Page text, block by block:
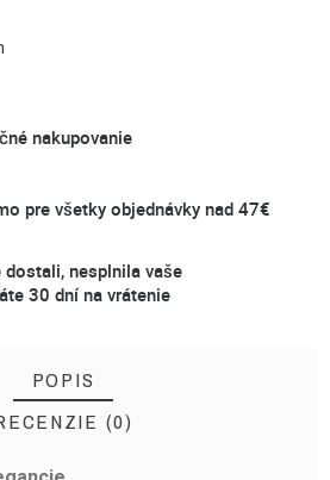
nakupovanie
pre všetky objednávky nad 47€
nesplnila vaše
30 dní na vrátenie
POPIS
(0)